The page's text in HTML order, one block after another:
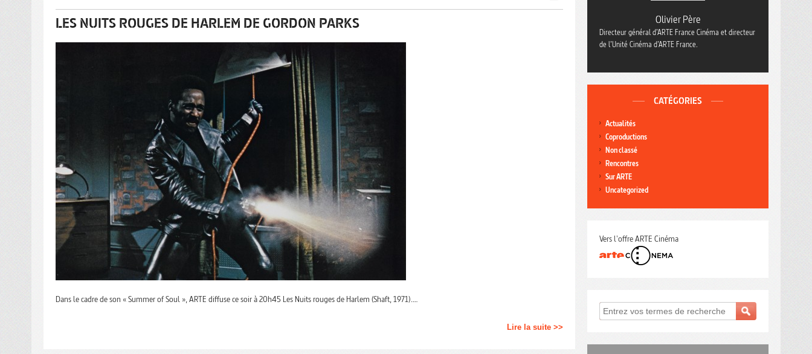
LES NUITS ROUGES DE HARLEM DE GORDON PARKS
Dans le cadre de son « Summer of Soul », ARTE diffuse ce soir à 20h45 Les Nuits rouges de Harlem (Shaft, 1971).…
Lire la suite >>
Olivier Père
Directeur général d’ARTE France Cinéma et directeur
de l’Unité Cinéma d’ARTE France.
CATÉGORIES
Actualités
Coproductions
Non classé
Rencontres
Sur ARTE
Uncategorized
Vers l'offre ARTE Cinéma